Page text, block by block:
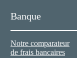
Banque
Notre comparateur
de frais bancaires